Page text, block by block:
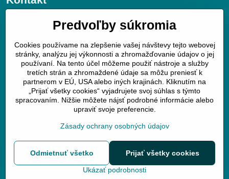
JGV trade s.r.o.
040 01 Košice
mobil : 0905258196
www.officeshop.sk
officeshop@officeshop.sk
©
Copyright
Predvoľby súkromiaZásady ochrany osobných údajov
Vytvorené pomocou:BiznisWeb.sk
Predvoľby súkromia
Cookies používame na zlepšenie vašej návštevy tejto webovej
stránky, analýzu jej výkonnosti a zhromažďovanie údajov o jej
používaní. Na tento účel môžeme použiť nástroje a služby
tretích strán a zhromaždené údaje sa môžu preniesť k
partnerom v EÚ, USA alebo iných krajinách. Kliknutím na
„Prijať všetky cookies“ vyjadrujete svoj súhlas s týmto
spracovaním. Nižšie môžete nájsť podrobné informácie alebo
upraviť svoje preferencie.
Zásady ochrany osobných údajov
Ukázať podrobnosti
Prijať všetky cookies
Odmietnuť všetko